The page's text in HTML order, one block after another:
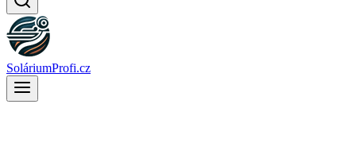
SoláriumProfi.cz